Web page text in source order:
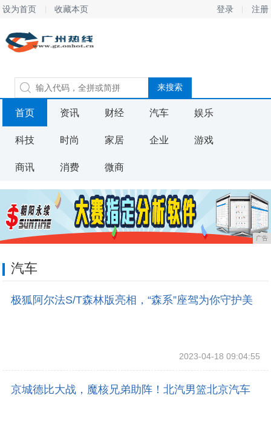
设为首页 收藏本页 登录 注册
首页 资讯 财经 汽车 娱乐
科技 时尚 家居 企业 游戏
商讯 消费 微商
广告
汽车
极狐阿尔法S/T森林版亮相，“森系”座驾为你守护美
2023-04-18 09:04:55
京城德比大战，魔核兄弟助阵！北汽男篮北京汽车